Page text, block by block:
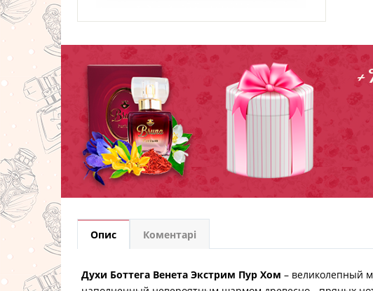
Опис Коментарі
Духи Боттега Венета Экстрим Пур Хом – великолепный